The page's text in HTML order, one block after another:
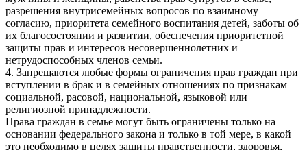
разрешения внутрисемейных вопросов по взаимному
согласию, приоритета семейного воспитания детей, заботы об
их благосостоянии и развитии, обеспечения приоритетной
защиты прав и интересов несовершеннолетних и
нетрудоспособных членов семьи.
4. Запрещаются любые формы ограничения прав граждан при
вступлении в брак и в семейных отношениях по признакам
социальной, расовой, национальной, языковой или
религиозной принадлежности.
Права граждан в семье могут быть ограничены только на
основании федерального закона и только в той мере, в какой
это необходимо в целях защиты нравственности, здоровья,